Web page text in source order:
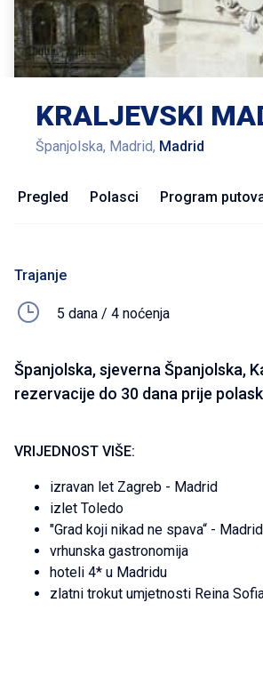
KRALJEVSKI
Španjolska, Madrid, Madrid
Pregled Polasci Program
Trajanje
5 dana / 4 noćenja
Španjolska, sjeverna Španjolska,
rezervacije do 30 dana prije
VRIJEDNOST VIŠE:
izravan let Zagreb - Madrid
izlet Toledo
"Grad koji nikad ne spava“ -
vrhunska gastronomija
hoteli 4* u Madridu
zlatni trokut umjetnosti Reina